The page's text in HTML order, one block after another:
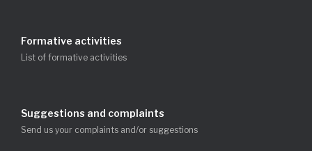
Formative activities
List of formative activities
Suggestions and complaints
Send us your complaints and/or suggestions